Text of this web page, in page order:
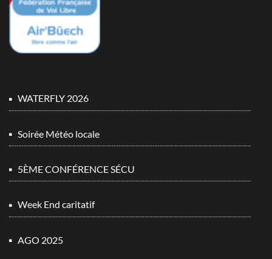
WATERFLY 2026
Soirée Météo locale
5ÈME CONFÉRENCE SÉCU
Week End caritatif
AGO 2025